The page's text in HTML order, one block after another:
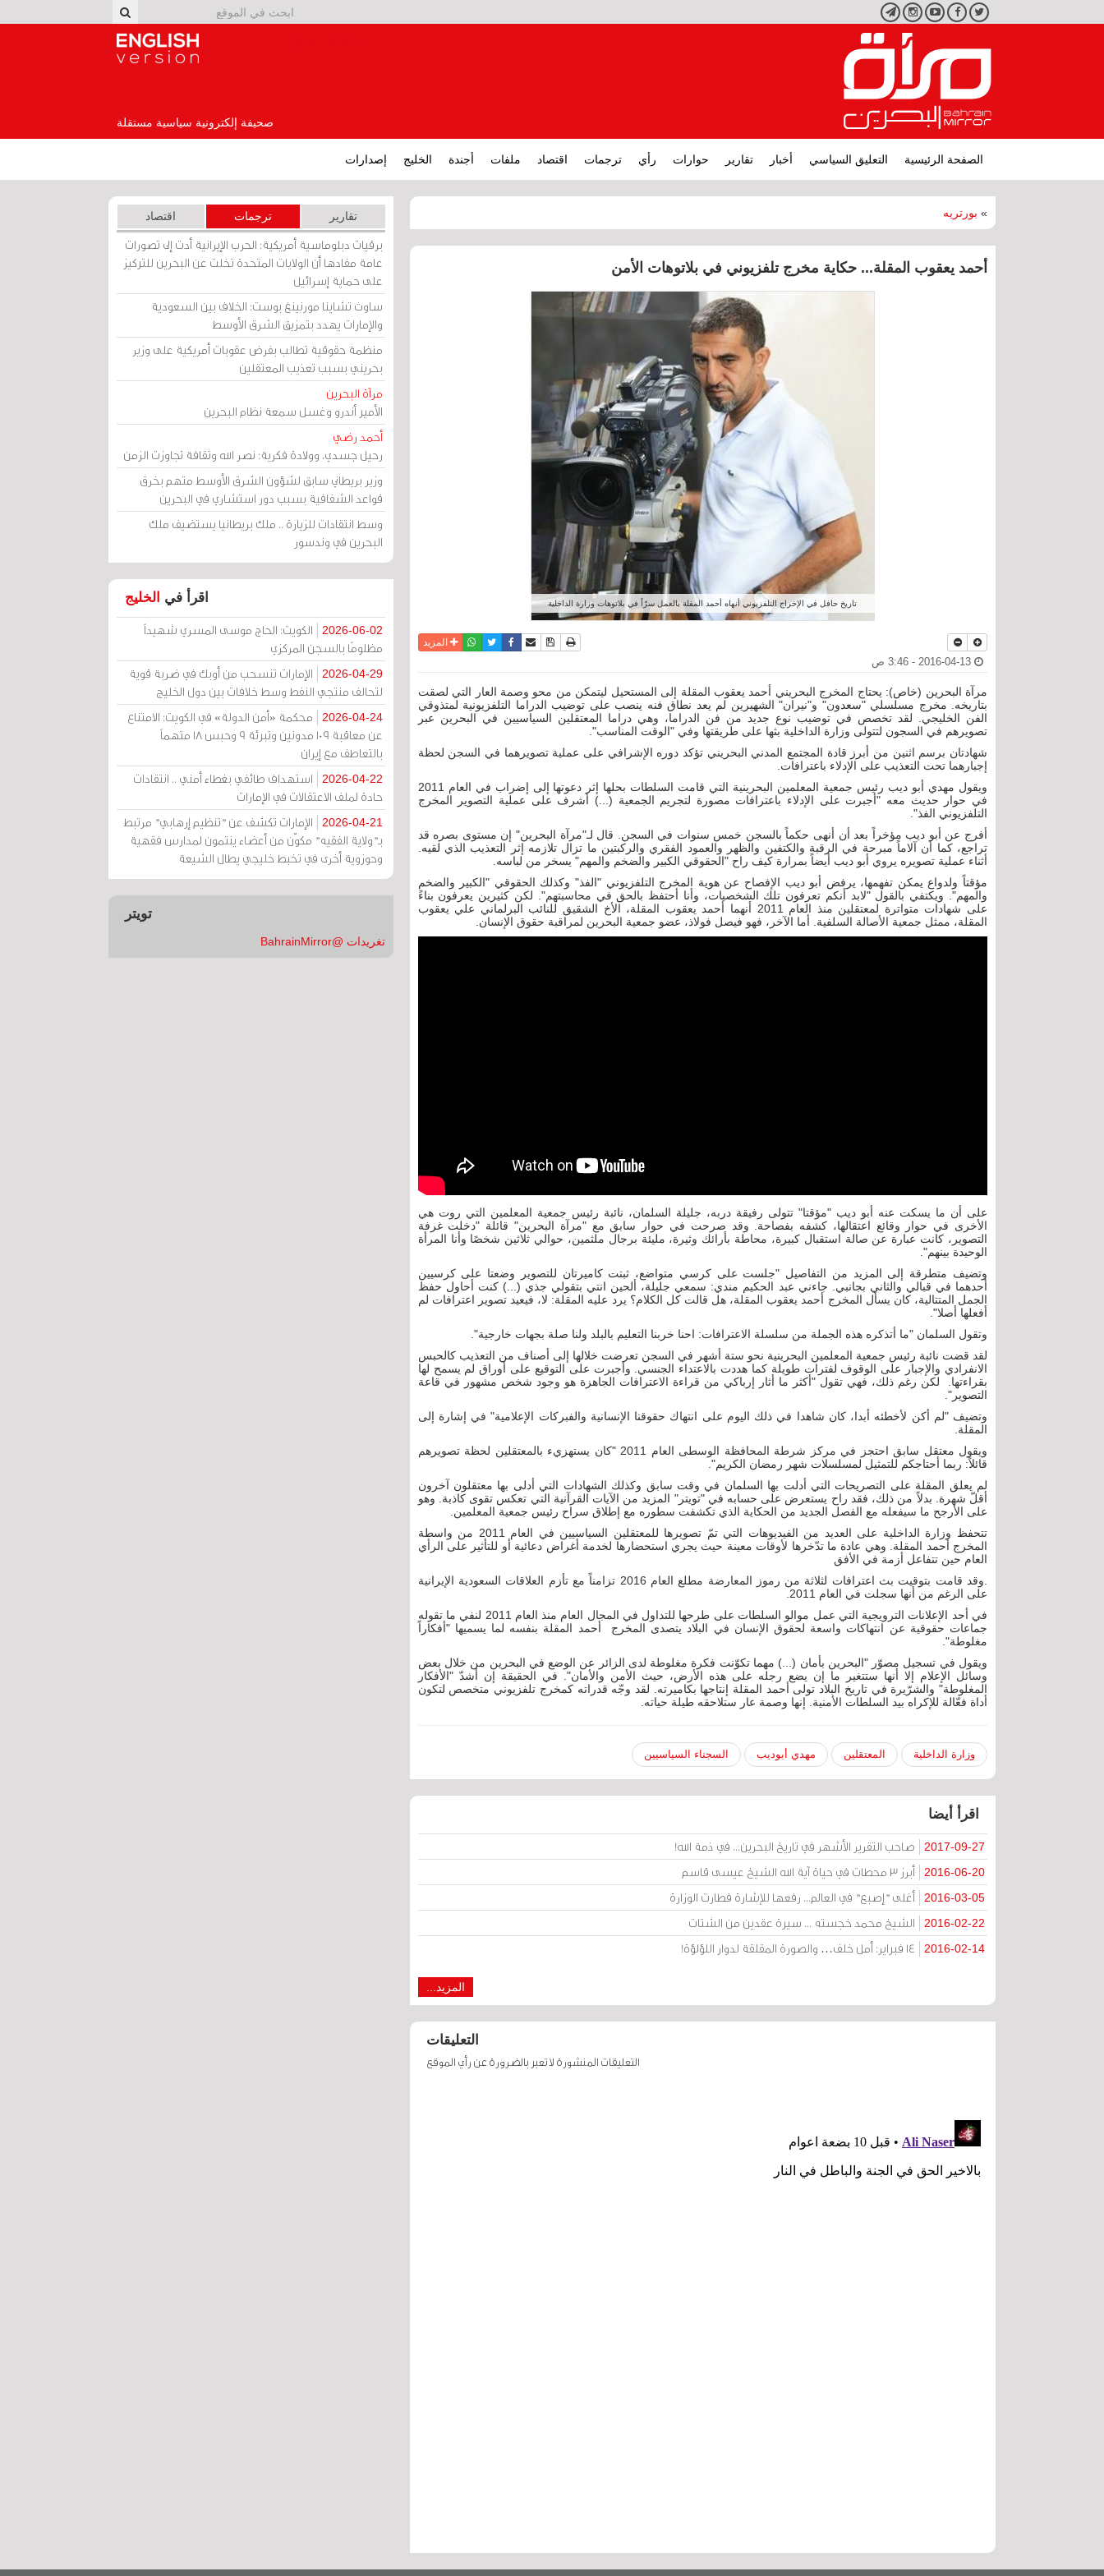
تويتر فيسبوكيوتيوبانستجرامتليجرام
صحيفة إلكترونية سياسية مستقلة
الصفحة الرئيسية التعليق السياسي أخبار تقارير حوارات رأي ترجمات اقتصاد ملفات أجندة الخليج إصدارات
» بورتريه
أحمد يعقوب المقلة... حكاية مخرج تلفزيوني في بلاتوهات الأمن
تاريخ حافل في الإخراج التلفزيوني أنهاه أحمد المقلة بالعمل سرّاً في بلاتوهات وزارة الداخلية
نسخة للطباعة
حفظ الموضوع
أرسل الى صديق
فيسبوكتويترواتسابالمزيد
مرآة البحرين (خاص): يحتاج المخرج البحريني أحمد يعقوب المقلة إلى المستحيل ليتمكن من محو وصمة العار التي لصقت
بتاريخه. مخرج مسلسلي "سعدون" و"نيران" الشهيرين لم يعد نطاق فنه ينصب على توضيب الدراما التلفزيونية لمتذوقي
الفن الخليجي. لقد تخصص في توضيب نوع جديد من فن الدراما، وهي دراما المعتقلين السياسيين في البحرين عبر
تصويرهم في السجون لتتولى وزارة الداخلية بثها على طريقتها وفي "الوقت المناسب".
شهادتان برسم اثنين من أبرز قادة المجتمع المدني البحريني تؤكد دوره الإشرافي على عملية تصويرهما في السجن لحظة
إجبارهما تحت التعذيب على الإدلاء باعترافات.
ويقول مهدي أبو ديب رئيس جمعية المعلمين البحرينية التي قامت السلطات بحلها إثر دعوتها إلى إضراب في العام 2011
في حوار حديث معه "أجبرت على الإدلاء باعترافات مصورة لتجريم الجمعية (...) أشرف على عملية التصوير المخرج
التلفزيوني الفذ".
أفرج عن أبو ديب مؤخراً بعد أن أنهى حكماً بالسجن خمس سنوات في السجن. قال لـ"مرآة البحرين" إن مستوى بصره قد
تراجع، كما أن آلاماً مبرحة في الرقبة والكتفين والظهر والعمود الفقري والركبتين ما تزال تلازمه إثر التعذيب الذي لقيه.
أثناء عملية تصويره يروي أبو ديب أيضاً بمرارة كيف راح "الحقوقي الكبير والضخم والمهم" يسخر من لباسه.
مؤقتاً ولدواع يمكن تفهمها، يرفض أبو ديب الإفصاح عن هوية المخرج التلفزيوني "الفذ" وكذلك الحقوقي "الكبير والضخم
والمهم". ويكتفي بالقول "لابد أنكم تعرفون تلك الشخصيات، وأنا أحتفظ بالحق في محاسبتهم". لكن كثيرين يعرفون بناءً
على شهادات متواترة لمعتقلين منذ العام 2011 أنهما أحمد يعقوب المقلة، الأخ الشقيق للنائب البرلماني علي يعقوب
المقلة، ممثل جمعية الأصالة السلفية. أما الآخر، فهو فيصل فولاذ، عضو جمعية البحرين لمراقبة حقوق الإنسان.
على أن ما يسكت عنه أبو ديب "مؤقتا" تتولى رفيقة دربه، جليلة السلمان، نائبة رئيس جمعية المعلمين التي روت هي
الأخرى في حوار وقائع اعتقالها، كشفه بفصاحة. وقد صرحت في حوار سابق مع "مرآة البحرين" قائلة "دخلت غرفة
التصوير، كانت عبارة عن صالة استقبال كبيرة، محاطة بأرائك وثيرة، مليئة برجال ملثمين، حوالي ثلاثين شخصًا وأنا المرأة
الوحيدة بينهم".
وتضيف متطرقة إلى المزيد من التفاصيل "جلست على كرسي متواضع، ثبتت كاميرتان للتصوير وضعتا على كرسيين
أحدهما في قبالي والثاني بجانبي. جاءني عبد الحكيم مندي: سمعي جليلة، ألحين انتي بتقولي جذي (...) كنت أحاول حفظ
الجمل المتتالية، كان يسأل المخرج أحمد يعقوب المقلة، هل قالت كل الكلام؟ يرد عليه المقلة: لا، فيعيد تصوير اعترافات لم
أفعلها أصلا".
وتقول السلمان "ما أتذكره هذه الجملة من سلسلة الاعترافات: احنا خربنا التعليم بالبلد ولنا صلة بجهات خارجية".
لقد قضت نائبة رئيس جمعية المعلمين البحرينية نحو ستة أشهر في السجن تعرضت خلالها إلى أصناف من التعذيب كالحبس
الانفرادي والإجبار على الوقوف لفترات طويلة كما هددت بالاعتداء الجنسي. وأجبرت على التوقيع على أوراق لم يسمح لها
بقراءتها. لكن رغم ذلك، فهي تقول "أكثر ما أثار إرباكي من قراءة الاعترافات الجاهزة هو وجود شخص مشهور في قاعة
التصوير".
وتضيف "لم أكن لأخطئه أبدا، كان شاهدا في ذلك اليوم على انتهاك حقوقنا الإنسانية والفبركات الإعلامية" في إشارة إلى
المقلة.
ويقول معتقل سابق احتجز في مركز شرطة المحافظة الوسطى العام 2011 "كان يستهزيء بالمعتقلين لحظة تصويرهم
قائلاً: ربما أحتاجكم للتمثيل لمسلسلات شهر رمضان الكريم".
لم يعلق المقلة على التصريحات التي أدلت بها السلمان في وقت سابق وكذلك الشهادات التي أدلى بها معتقلون آخرون
أقلّ شهرة. بدلاً من ذلك، فقد راح يستعرض على حسابه في "تويتر" المزيد من الآيات القرآنية التي تعكس تقوى كاذبة. وهو
على الأرجح ما سيفعله مع الفصل الجديد من الحكاية الذي تكشفت سطوره مع إطلاق سراح رئيس جمعية المعلمين.
تتحفظ وزارة الداخلية على العديد من الفيديوهات التي تمّ تصويرها للمعتقلين السياسيين في العام 2011 من واسطة
المخرج أحمد المقلة. وهي عادة ما تدّخرها لأوقات معينة حيث يجري استحضارها لخدمة أغراض دعائية أو للتأثير على الرأي
العام حين تتفاعل أزمة في الأفق
.وقد قامت بتوقيت بث اعترافات لثلاثة من رموز المعارضة مطلع العام 2016 تزامناً مع تأزم العلاقات السعودية الإيرانية
على الرغم من أنها سجلت في العام 2011.
في أحد الإعلانات الترويجية التي عمل موالو السلطات على طرحها للتداول في المجال العام منذ العام 2011 لنفي ما تقوله
جماعات حقوقية عن انتهاكات واسعة لحقوق الإنسان في البلاد يتصدى المخرج أحمد المقلة بنفسه لما يسميها "أفكاراً
مغلوطة".
ويقول في تسجيل مصوّر "البحرين بأمان (...) مهما تكوّنت فكرة مغلوطة لدى الزائر عن الوضع في البحرين من خلال بعض
وسائل الإعلام إلا أنها ستتغير ما إن يضع رجله على هذه الأرض، حيث الأمن والأمان". في الحقيقة إن أشدّ "الأفكار
المغلوطة" والشرّيرة في تاريخ البلاد تولى أحمد المقلة إنتاجها بكاميرته. لقد وجّه قدراته كمخرج تلفزيوني متخصص لتكون
أداة فعّالة للإكراه بيد السلطات الأمنية. إنها وصمة عار ستلاحقه طيلة حياته.
وزارة الداخلية المعتقلين مهدي أبوديب السجناء السياسيين
اقرأ أيضا
2017-09-27 صاحب التقرير الأشهر في تاريخ البحرين... في ذمة الله!
2016-06-20 أبرز 3 محطات في حياة آية الله الشيخ عيسى قاسم
2016-03-05 أغلى "إصبع" في العالم... رفعها للإشارة فطارت الوزارة
2016-02-22 الشيخ محمد خجسته ... سيرة عقدين من الشتات
2016-02-14 14 فبراير: أمل خلف… والصورة المقلقة لدوار اللؤلؤة!
المزيد...
التعليقات
التعليقات المنشورة لا تعبر بالضرورة عن رأي الموقع
تقارير ترجمات اقتصاد
برقيات دبلوماسية أمريكية: الحرب الإيرانية أدت إلى تصورات
عامة مفادها أن الولايات المتحدة تخلت عن البحرين للتركيز
على حماية إسرائيل
ساوث تشاينا مورنينغ بوست: الخلاف بين السعودية
والإمارات يهدد بتمزيق الشرق الأوسط
منظمة حقوقية تطالب بفرض عقوبات أمريكية على وزير
بحريني بسبب تعذيب المعتقلين
مرآة البحرين
الأمير أندرو وغسل سمعة نظام البحرين
أحمد رضي
رحيل جسدي، وولادة فكرية: نصر الله وثقافة تجاوزت الزمن
وزير بريطاني سابق لشؤون الشرق الأوسط متهم بخرق
قواعد الشفافية بسبب دور استشاري في البحرين
وسط انتقادات للزيارة .. ملك بريطانيا يستضيف ملك
البحرين في وندسور
اقرأ في الخليج
2026-06-02
الكويت: الحاج موسى المسري شهيداً
مظلومًا بالسجن المركزي
2026-04-29
الإمارات تنسحب من أوبك في ضربة قوية
لتحالف منتجي النفط وسط خلافات بين دول الخليج
2026-04-24
محكمة «أمن الدولة» في الكويت: الامتناع
عن معاقبة 109 مدونين وتبرئة 9 وحبس 18 متهماً
بالتعاطف مع إيران
2026-04-22
استهداف طائفي بغطاء أمني .. انتقادات
حادة لملف الاعتقالات في الإمارات
2026-04-21
الإمارات تكشف عن "تنظيم إرهابي" مرتبط
بـ"ولاية الفقيه" مكوّن من أعضاء ينتمون لمدارس فقهية
وحوزوية أخرى في تخبط خليجي يطال الشيعة
تويتر
تغريدات @BahrainMirror